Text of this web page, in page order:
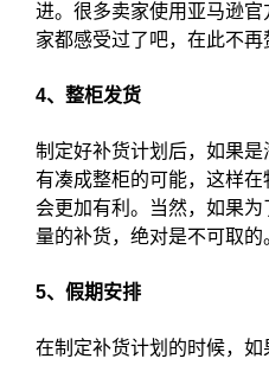
进。很多卖家使用亚马逊
家都感受过了吧，在此不再
4、整柜发货
制定好补货计划后，如果
有凑成整柜的可能，这样
会更加有利。当然，如果
量的补货，绝对是不可取的
5、假期安排
在制定补货计划的时候，